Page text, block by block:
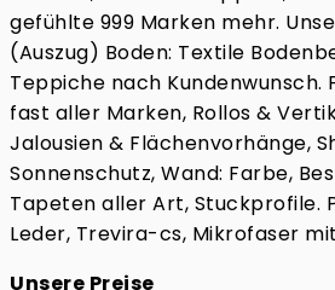
gefühlte 999 Marken mehr.
(Auszug) Boden: Textile
Teppiche nach Kundenwunsch.
fast aller Marken, Rollos &
Jalousien & Flächenvorhänge,
Sonnenschutz, Wand: Farbe,
Tapeten aller Art, Stuckprofile.
Leder, Trevira-cs, Mikrofaser
Unsere Preise